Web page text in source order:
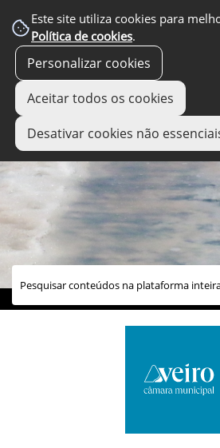
Este site utiliza cookies para
Política de cookies.
Personalizar cookies
Aceitar todos os cookies
Desativar cookies não
links úteis